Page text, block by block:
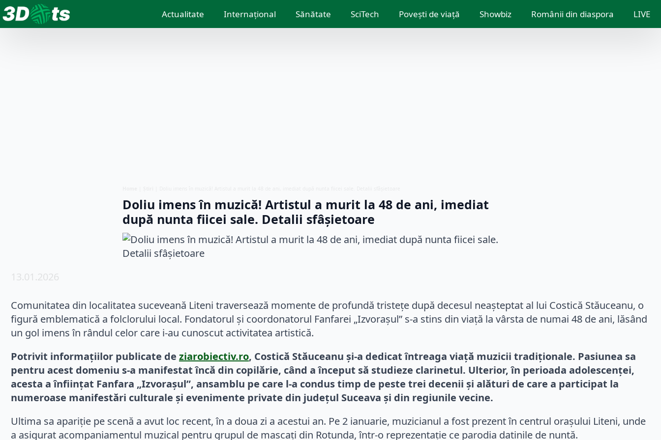
Actualitate Internațional Sănătate SciTech Povești de viață Showbiz Românii din diaspora LIVE
Doliu imens în muzică! Artistul a murit la 48 de ani, imediat
după nunta fiicei sale. Detalii sfâșietoare
13.01.2026
Comunitatea din localitatea suceveană Liteni traversează momente de profundă tristețe după decesul neașteptat al lui Costică Stăuceanu, o
figură emblematică a folclorului local. Fondatorul și coordonatorul Fanfarei „Izvorașul” s-a stins din viață la vârsta de numai 48 de ani, lăsând
un gol imens în rândul celor care i-au cunoscut activitatea artistică.
Potrivit informațiilor publicate de ziarobiectiv.ro, Costică Stăuceanu și-a dedicat întreaga viață muzicii tradiționale. Pasiunea sa
pentru acest domeniu s-a manifestat încă din copilărie, când a început să studieze clarinetul. Ulterior, în perioada adolescenței,
acesta a înființat Fanfara „Izvorașul”, ansamblu pe care l-a condus timp de peste trei decenii și alături de care a participat la
numeroase manifestări culturale și evenimente private din județul Suceava și din regiunile vecine.
Ultima sa apariție pe scenă a avut loc recent, în a doua zi a acestui an. Pe 2 ianuarie, muzicianul a fost prezent în centrul orașului Liteni, unde
a asigurat acompaniamentul muzical pentru grupul de mascați din Rotunda, într-o reprezentație ce parodia datinile de nuntă.